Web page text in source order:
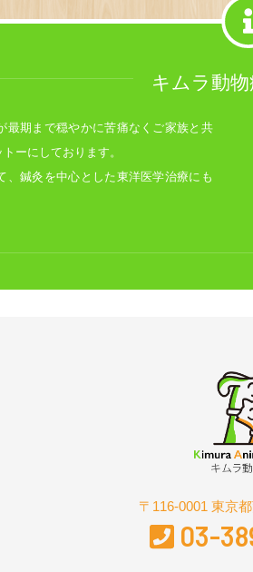
キムラ動
最期まで穏やかに苦痛なくご家族と共
ーにしております。
、鍼灸を中心とした東洋医学治療にも
〒116-0001 東京
03-